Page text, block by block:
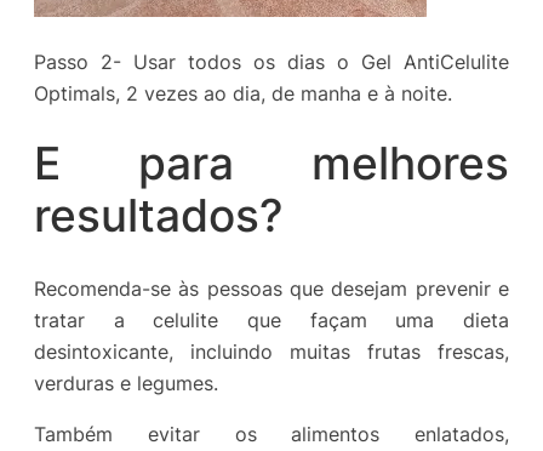
Passo 2- Usar todos os dias o Gel AntiCelulite
Optimals, 2 vezes ao dia, de manha e à noite.
E para melhores
resultados?
Recomenda-se às pessoas que desejam prevenir e
tratar a celulite que façam uma dieta
desintoxicante, incluindo muitas frutas frescas,
verduras e legumes.
Também evitar os alimentos enlatados,